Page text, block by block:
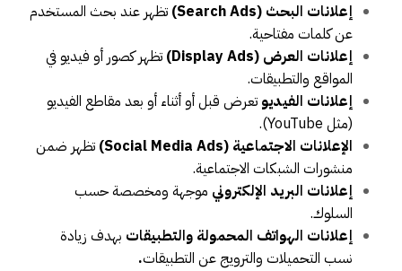
إعلانات البحث (Search Ads)
تظهر عند بحث المستخدم
عن كلمات مفتاحية.
إعلانات العرض (Display Ads)
تظهر كصور أو فيديو في
المواقع والتطبيقات.
إعلانات الفيديو تعرض قبل أو أثناء أو بعد مقاطع الفيديو
(مثل YouTube).
الإعلانات الاجتماعية (Social Media Ads)
تظهر ضمن
منشورات الشبكات الاجتماعية.
إعلانات البريد الإلكتروني موجهة ومخصصة حسب
السلوك.
إعلانات الهواتف المحمولة والتطبيقات بهدف زيادة
نسب التحميلات والترويج عن التطبيقات.